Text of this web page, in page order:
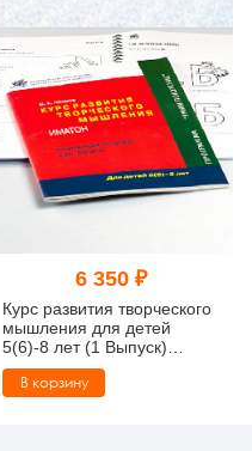
6 350 ₽
Курс развития творческого
мышления для детей
5(6)-8 лет (1 Выпуск)
(методический комплект)
В корзину